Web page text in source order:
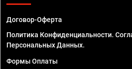
Договор-Оферта
Политика Конфиденциальности.
Персональных Данных.
Формы Оплаты